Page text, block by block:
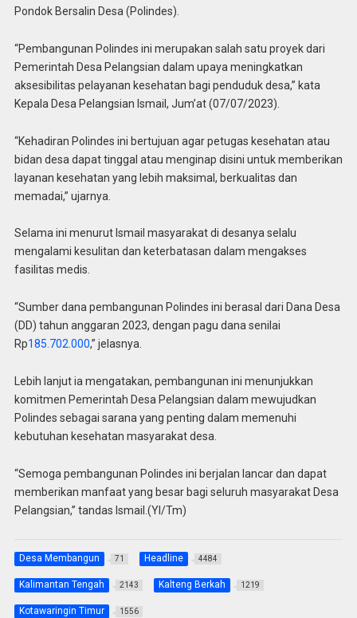
Pondok Bersalin Desa (Polindes).
“Pembangunan Polindes ini merupakan salah satu proyek dari
Pemerintah Desa Pelangsian dalam upaya meningkatkan
aksesibilitas pelayanan kesehatan bagi penduduk desa,” kata
Kepala Desa Pelangsian Ismail, Jum’at (07/07/2023).
“Kehadiran Polindes ini bertujuan agar petugas kesehatan atau
bidan desa dapat tinggal atau menginap disini untuk memberikan
layanan kesehatan yang lebih maksimal, berkualitas dan
memadai,” ujarnya.
Selama ini menurut Ismail masyarakat di desanya selalu
mengalami kesulitan dan keterbatasan dalam mengakses
fasilitas medis.
“Sumber dana pembangunan Polindes ini berasal dari Dana Desa
(DD) tahun anggaran 2023, dengan pagu dana senilai
Rp185.702.000,” jelasnya.
Lebih lanjut ia mengatakan, pembangunan ini menunjukkan
komitmen Pemerintah Desa Pelangsian dalam mewujudkan
Polindes sebagai sarana yang penting dalam memenuhi
kebutuhan kesehatan masyarakat desa.
“Semoga pembangunan Polindes ini berjalan lancar dan dapat
memberikan manfaat yang besar bagi seluruh masyarakat Desa
Pelangsian,” tandas Ismail.(Yl/Tm)
Desa Membangun 71 Headline 4484
Kalimantan Tengah 2143 Kalteng Berkah 1219
Kotawaringin Timur 1556